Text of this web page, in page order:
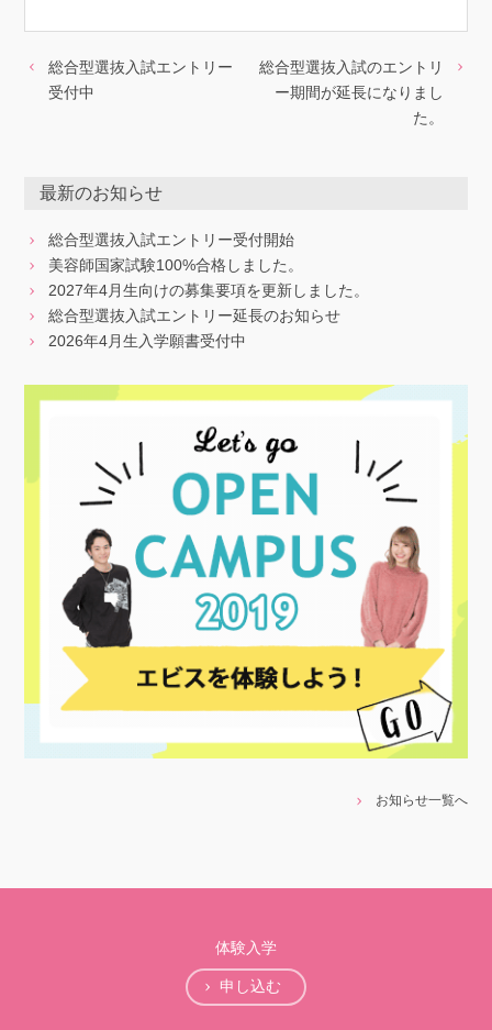
総合型選抜入試エントリー
受付中
総合型選抜入試のエントリ
ー期間が延長になりまし
た。
最新のお知らせ
総合型選抜入試エントリー受付開始
美容師国家試験100%合格しました。
2027年4月生向けの募集要項を更新しました。
総合型選抜入試エントリー延長のお知らせ
2026年4月生入学願書受付中
お知らせ一覧へ
体験入学
申し込む